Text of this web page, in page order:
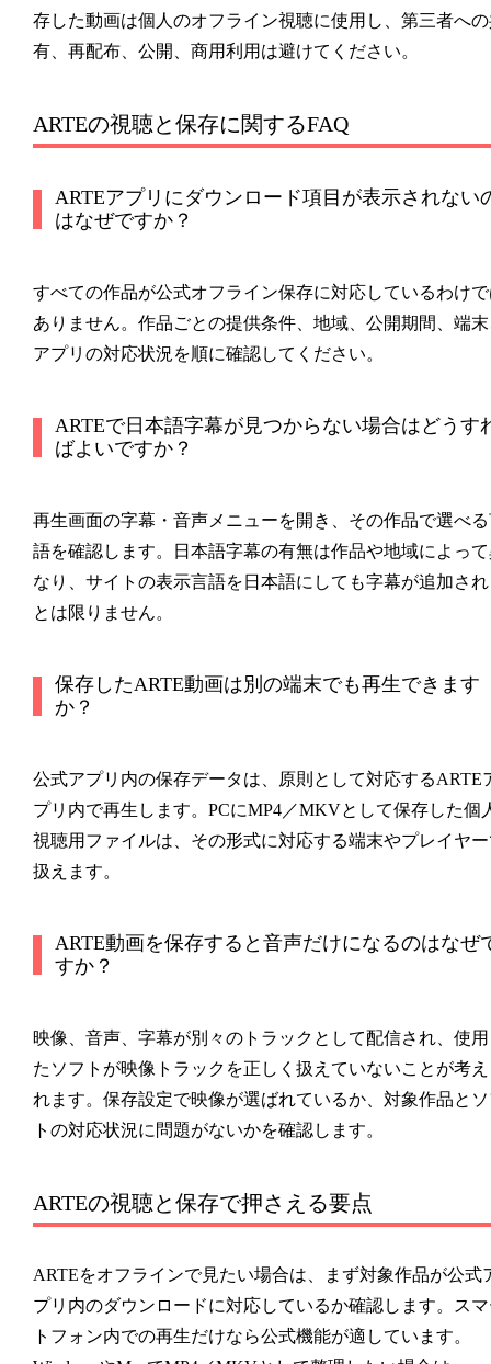
存した動画は個人のオフライン視聴に使用し、第三者へ
有、再配布、公開、商用利用は避けてください。
ARTEの視聴と保存に関するFAQ
ARTEアプリにダウンロード項目が表示されない
はなぜですか？
すべての作品が公式オフライン保存に対応しているわけ
ありません。作品ごとの提供条件、地域、公開期間、端
アプリの対応状況を順に確認してください。
ARTEで日本語字幕が見つからない場合はどうす
ばよいですか？
再生画面の字幕・音声メニューを開き、その作品で選べ
語を確認します。日本語字幕の有無は作品や地域によっ
なり、サイトの表示言語を日本語にしても字幕が追加さ
とは限りません。
保存したARTE動画は別の端末でも再生できます
か？
公式アプリ内の保存データは、原則として対応するARTE
プリ内で再生します。PCにMP4／MKVとして保存した個
視聴用ファイルは、その形式に対応する端末やプレイヤ
扱えます。
ARTE動画を保存すると音声だけになるのはなぜ
すか？
映像、音声、字幕が別々のトラックとして配信され、使
たソフトが映像トラックを正しく扱えていないことが考
れます。保存設定で映像が選ばれているか、対象作品と
トの対応状況に問題がないかを確認します。
ARTEの視聴と保存で押さえる要点
ARTEをオフラインで見たい場合は、まず対象作品が公式
プリ内のダウンロードに対応しているか確認します。ス
トフォン内での再生だけなら公式機能が適しています。